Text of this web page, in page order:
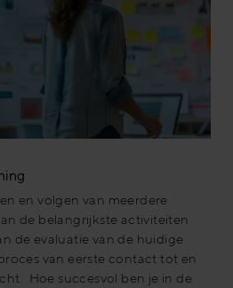
en volgen van meerdere
de belangrijkste activiteiten
de evaluatie van de huidige
van eerste contact tot en
Hoe succesvol ben je in de